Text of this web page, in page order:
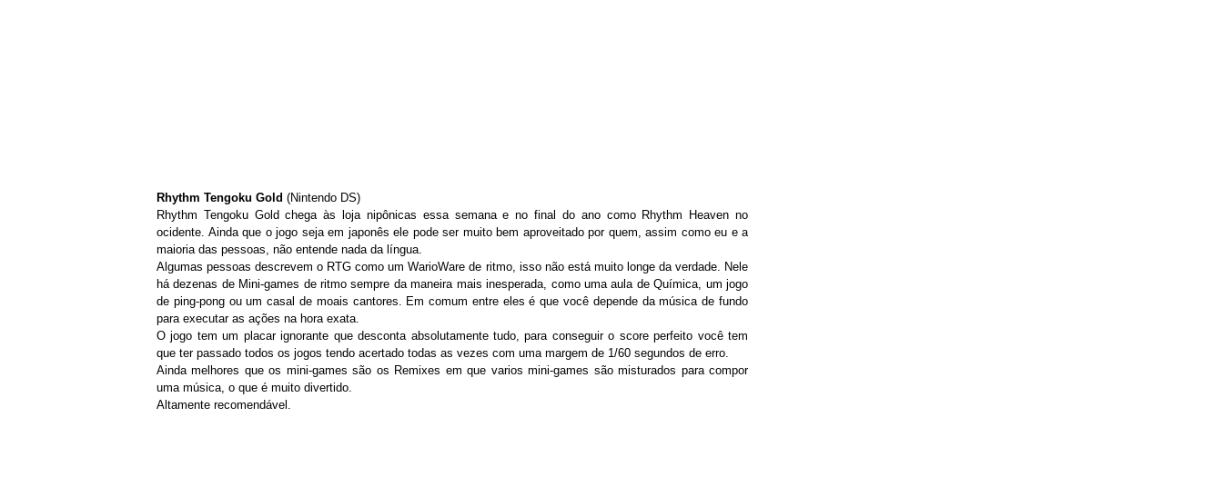
Rhythm Tengoku Gold (Nintendo DS)
Rhythm Tengoku Gold chega às loja nipônicas essa semana e no final do ano como Rhythm Heaven no
ocidente. Ainda que o jogo seja em japonês ele pode ser muito bem aproveitado por quem, assim como eu e a
maioria das pessoas, não entende nada da língua.
Algumas pessoas descrevem o RTG como um WarioWare de ritmo, isso não está muito longe da verdade. Nele
há dezenas de Mini-games de ritmo sempre da maneira mais inesperada, como uma aula de Química, um jogo
de ping-pong ou um casal de moais cantores. Em comum entre eles é que você depende da música de fundo
para executar as ações na hora exata.
O jogo tem um placar ignorante que desconta absolutamente tudo, para conseguir o score perfeito você tem
que ter passado todos os jogos tendo acertado todas as vezes com uma margem de 1/60 segundos de erro.
Ainda melhores que os mini-games são os Remixes em que varios mini-games são misturados para compor
uma música, o que é muito divertido.
Altamente recomendável.